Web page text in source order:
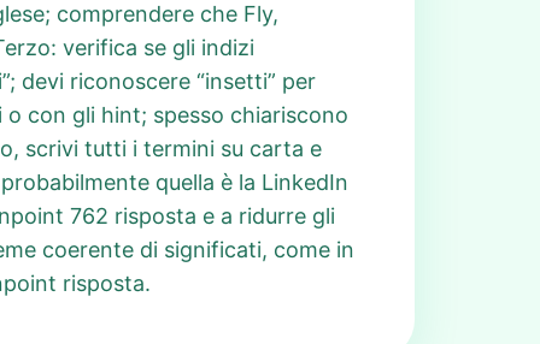
comprendere che Fly,
verifica se gli indizi
devi riconoscere “insetti” per
con gli hint; spesso chiariscono
scrivi tutti i termini su carta e
quella è la LinkedIn
762 risposta e a ridurre gli
coerente di significati, come in
risposta.